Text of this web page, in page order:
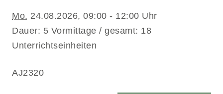
Mo. 24.08.2026, 09:00 - 12:00 Uhr
Dauer: 5 Vormittage / gesamt: 18
Unterrichtseinheiten
AJ2320